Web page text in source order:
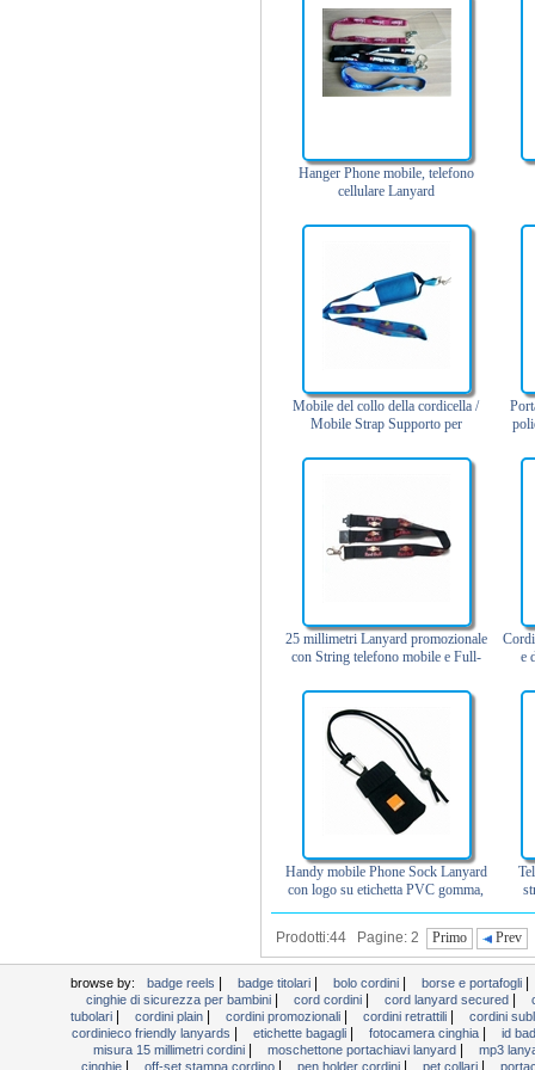
Hanger Phone mobile, telefono
cellulare Lanyard
Mobile del collo della cordicella /
Mobile Strap Supporto per
25 millimetri Lanyard promozionale
con String telefono mobile e Full-
e
Handy mobile Phone Sock Lanyard
con logo su etichetta PVC gomma,
Prodotti:44 Pagine: 2 Primo Prev
browse by: badge reels badge titolari bolo cordini borse e portafogli
cinghie di sicurezza per bambini cord cordini cord lanyard secured
tubolari
cordini plain cordini promozionali cordini retrattili
cordini
cordinieco friendly lanyards
etichette bagagli fotocamera cinghia
id
misura 15 millimetri cordini
moschettone portachiavi lanyard
mp3
cinghie
off-set stampa cordino pen holder cordini pet collari